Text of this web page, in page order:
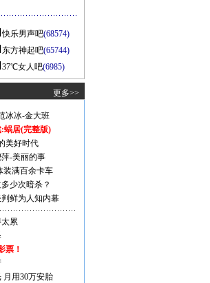
快乐男声吧(68574)
东方神起吧(65744)
37℃女人吧(6985)
更多>>
冰冰-金大班
蜗居(完整版)
美好时代
-美丽的事
装满百余卡车
少次暗杀？
鲜为人知内幕
累
票！
月用30万安胎